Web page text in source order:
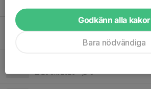
26 okt 2025 0
Godkänn alla kakor
Bara nödvändiga